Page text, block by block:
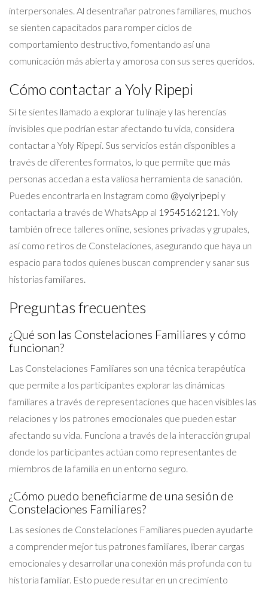
interpersonales. Al desentrañar patrones familiares, muchos
se sienten capacitados para romper ciclos de
comportamiento destructivo, fomentando así una
comunicación más abierta y amorosa con sus seres queridos.
Cómo contactar a Yoly Ripepi
Si te sientes llamado a explorar tu linaje y las herencias
invisibles que podrían estar afectando tu vida, considera
contactar a Yoly Ripepi. Sus servicios están disponibles a
través de diferentes formatos, lo que permite que más
personas accedan a esta valiosa herramienta de sanación.
Puedes encontrarla en Instagram como @yolyripepiy
contactarla a través de WhatsApp al 19545162121 . Yoly
también ofrece talleres online, sesiones privadas y grupales,
así como retiros de Constelaciones, asegurando que haya un
espacio para todos quienes buscan comprender y sanar sus
historias familiares.
Preguntas frecuentes
¿Qué son las Constelaciones Familiares y cómo
funcionan?
Las Constelaciones Familiares son una técnica terapéutica
que permite a los participantes explorar las dinámicas
familiares a través de representaciones que hacen visibles las
relaciones y los patrones emocionales que pueden estar
afectando su vida. Funciona a través de la interacción grupal
donde los participantes actúan como representantes de
miembros de la familia en un entorno seguro.
¿Cómo puedo beneficiarme de una sesión de
Constelaciones Familiares?
Las sesiones de Constelaciones Familiares pueden ayudarte
a comprender mejor tus patrones familiares, liberar cargas
emocionales y desarrollar una conexión más profunda con tu
historia familiar. Esto puede resultar en un crecimiento